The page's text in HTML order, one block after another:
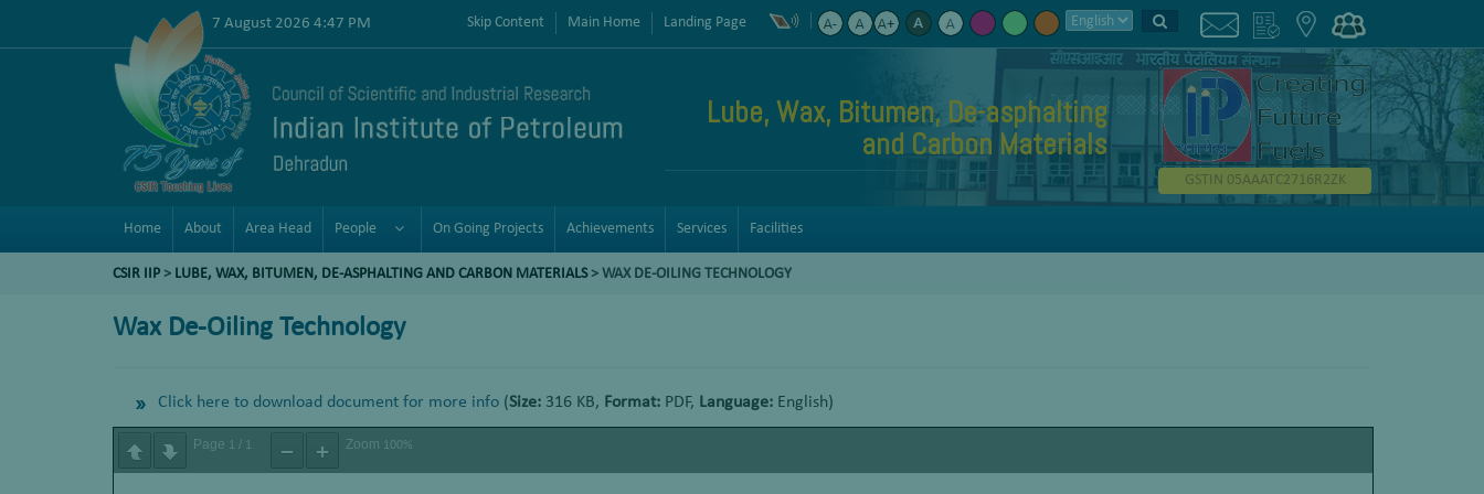
7 August 2026 4:47 PM Skip Content Main Home Landing Page
Lube, Wax, Bitumen, De-asphalting
and Carbon Materials
GSTIN 05AAATC2716R2ZK
Home About Area Head People On Going Projects Achievements Services Facilities
CSIR IIP > LUBE, WAX, BITUMEN, DE-ASPHALTING AND CARBON MATERIALS> WAX DE-OILING TECHNOLOGY
Wax De-Oiling Technology
Click here to download document for more info (Size: 316 KB, Format: PDF, Language: English)
Page 1 / 1 Zoom 100%